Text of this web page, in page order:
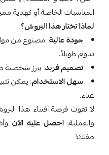
المناسبات الخاصة أو كهدية
لماذا تختار هذا البروش؟
جودة عالية: مصنوع من
تدوم طويلاً.
تصميم فريد: يبرز شخصية
سهل الاستخدام: يمكن
عناء.
لا تفوت فرصة اقتناء هذا
والعملية. احصل عليه الآن
طفلك!